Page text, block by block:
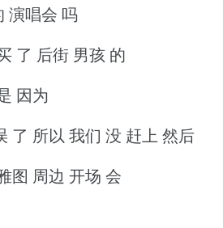
演唱会 吗
了 后街 男孩 的
因为
了 所以 我们 没 赶上 然后
图 周边 开场 会